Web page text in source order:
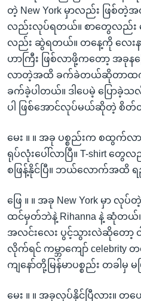
တဲ့ New York မှာလည်း ဖြစ်
လည်းလုပ်ရတယ်။ စာတွေလည်း
လည်း ဆွဲရတယ်။ တနေ့ကို လေးန
ဟာကြီး ဖြစ်လာဖို့ကတော့ အခု
လာတဲ့အထိ ခက်ခဲတယ်ဆိုတာထက် အ
ခက်ခဲ့ပါတယ်။ ဒါပေမဲ့ ပြော
ပါ ဖြစ်အောင်လုပ်မယ်ဆိုတဲ့ စိတ်
မေး ။ ။ အခု ပစ္စည်းက စထွက်လာ
ရုပ်လုံးပေါ်လာပြီ။ T-shirt တွ
စဖြန့်နိုင်ပြီ။ ဘယ်လောက်အထိ
ဖြေ ။ ။ အခု New York မှာ
ထင်မှတ်ဘဲနဲ့ Rihanna နဲ့ ဆုံတ
အလင်းလေး ပွင့်သွားလဲဆိုတော့ င
လိုက်ရင် ကမ္ဘာကျော်
ကျနော်တို့မြန်မာပစ္စည်း တခါမှ မ
မေး ။ ။ အခုလုပ်နိုင်ပြီလား။ တ